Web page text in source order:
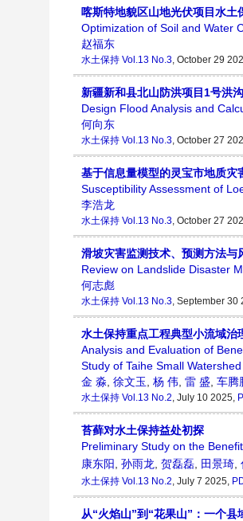
喀斯特地貌区山地光伏项目水
Optimization of Soil and Water
赵福东
水土保持 Vol.13 No.3, October 29
新疆新和县北山防洪项目1号洪
Design Flood Analysis and
何向东
水土保持 Vol.13 No.3, October 27
基于信息量模型的灵宝市地质灾
Susceptibility Assessment of
李浩龙
水土保持 Vol.13 No.3, October 27
滑坡灾害监测技术、预测方法与
Review on Landslide Disaster
何志彪
水土保持 Vol.13 No.3, September 30
水土保持重点工程典型小流域
Analysis and Evaluation of
Study of Taihe Small
金 淼 徐文玉 杨 伟 雷 盛 车腾
水土保持 Vol.13 No.2, July 10 2025,
苔藓对水土保持益处初探
Preliminary Study on the
康东阳 孙雨龙 贺磊磊 田景琦
水土保持 Vol.13 No.2, July 7 2025,
从“火焰山”到“花果山”：一个